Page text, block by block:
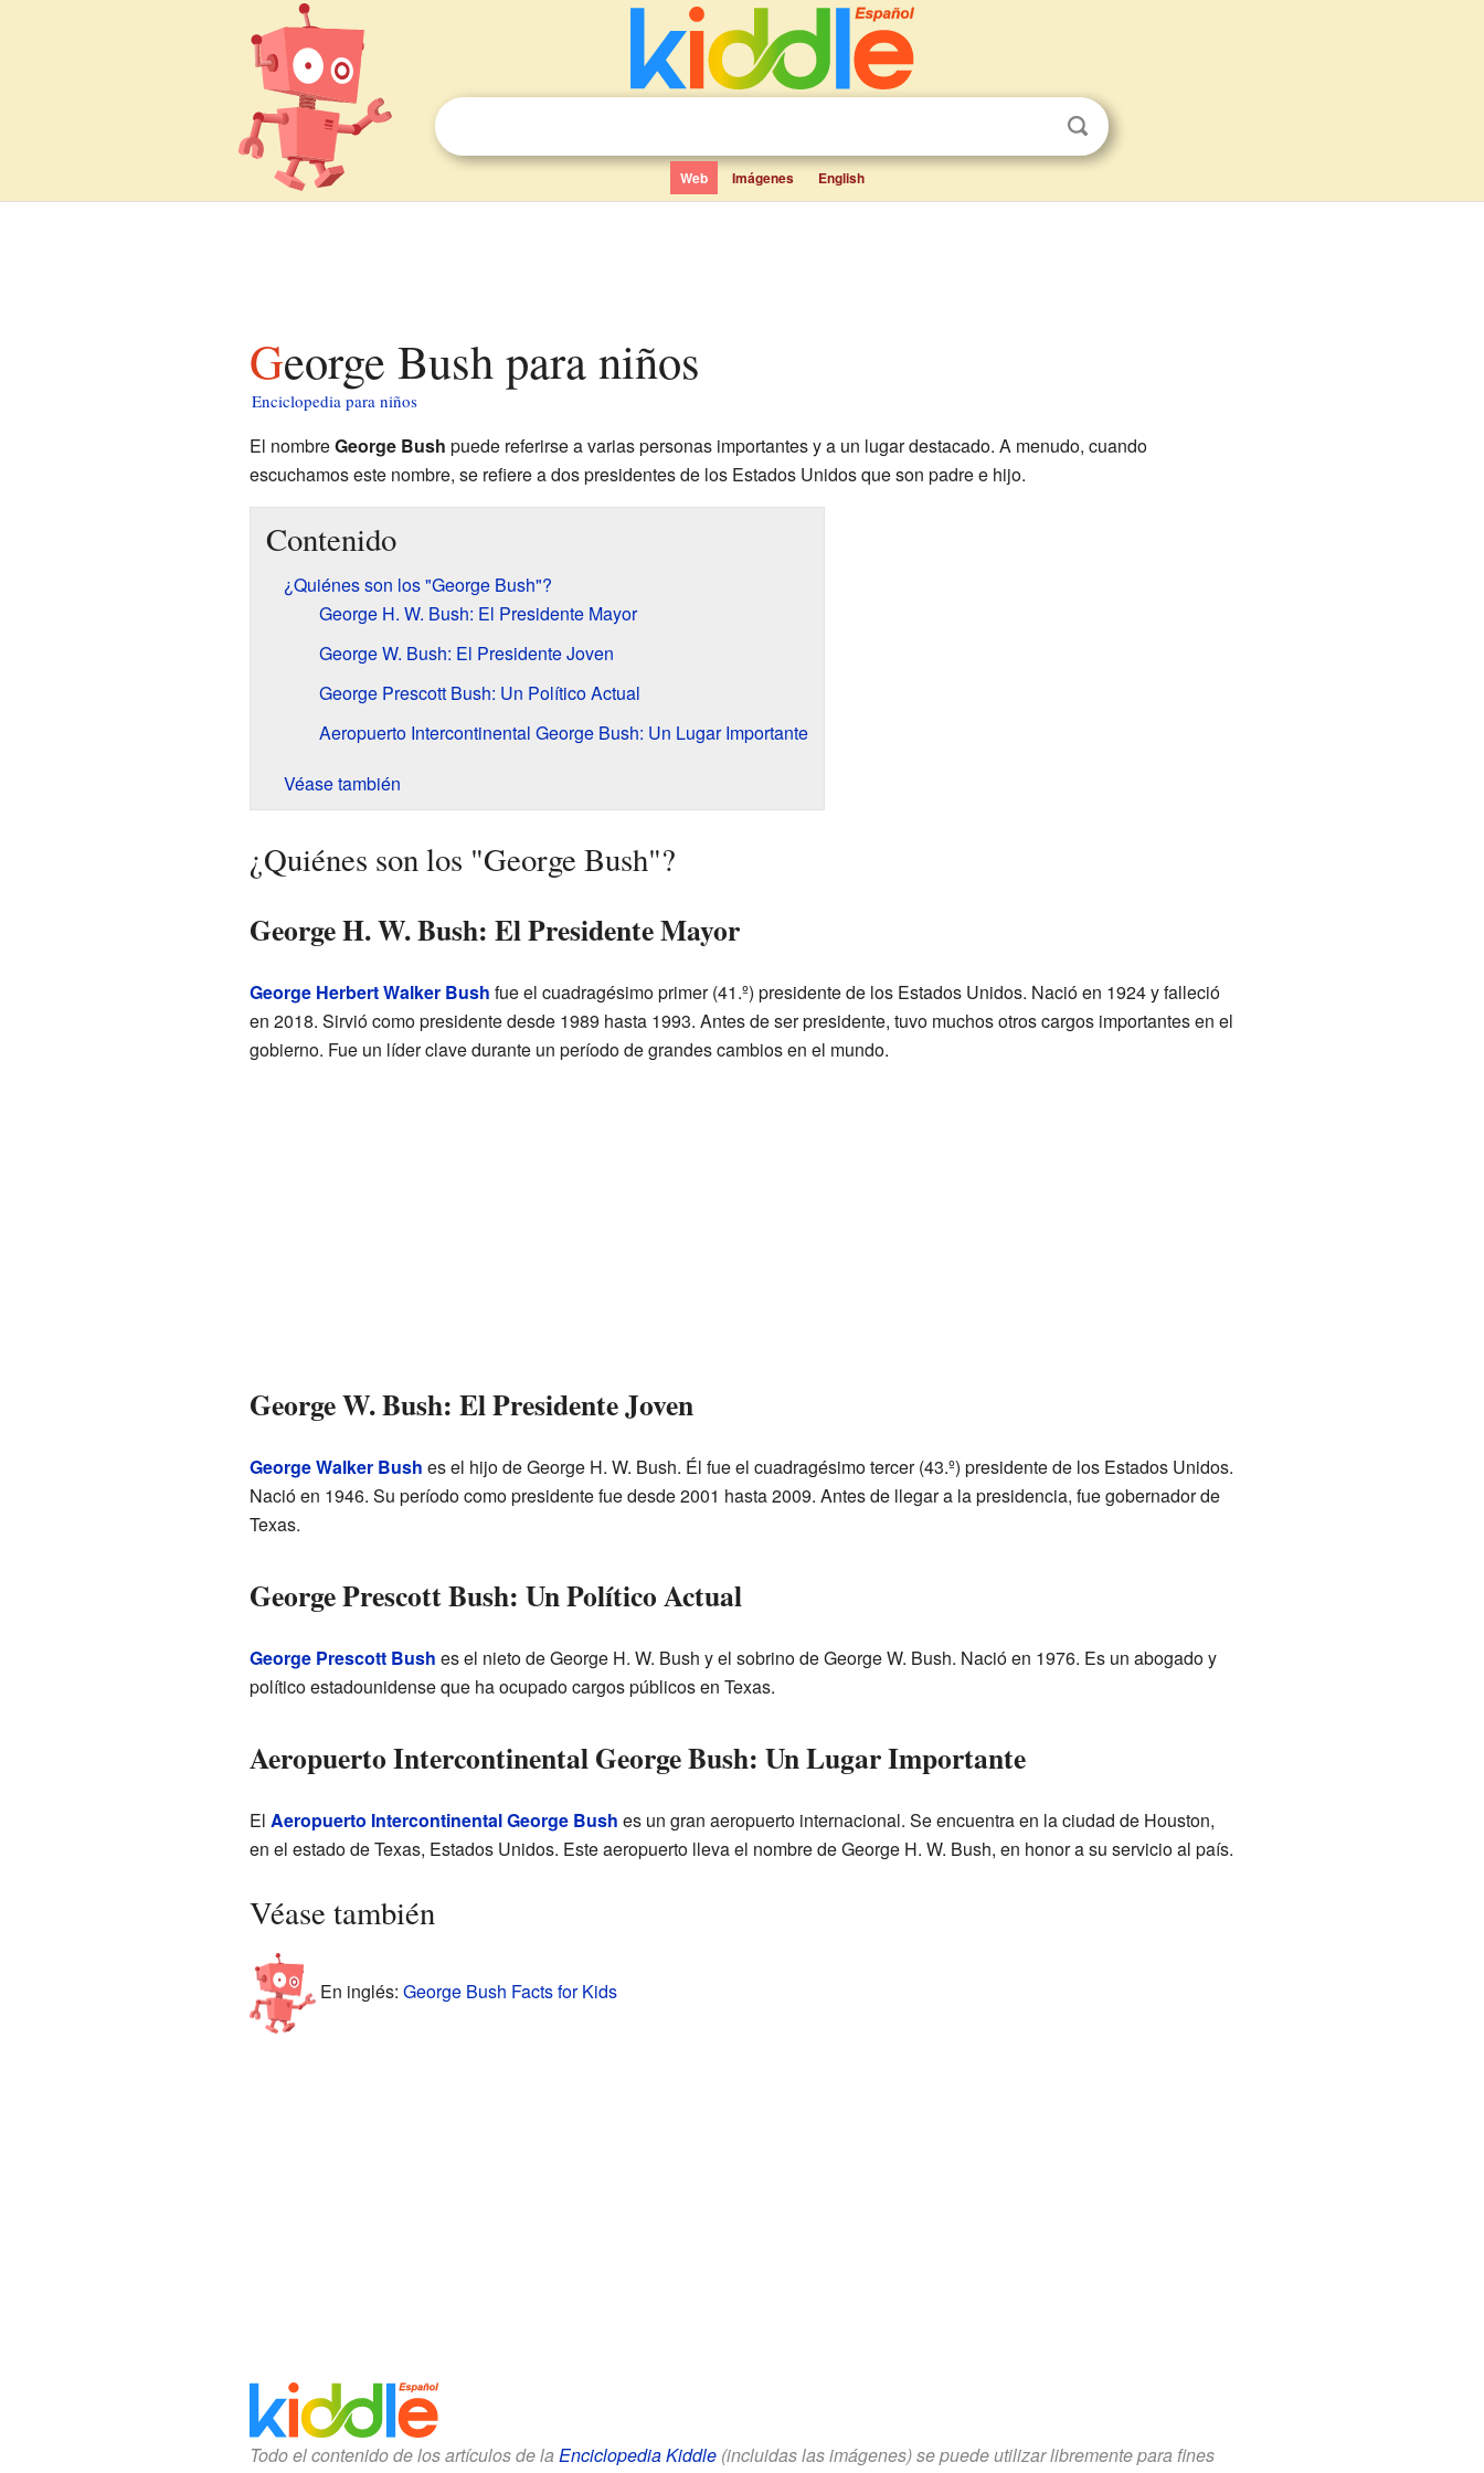
Web Imágenes English
George Bush para niños
Enciclopedia para niños
El nombreGeorge Bush puede referirse a varias personas importantes y a un lugar destacado. A menudo, cuando
escuchamos este nombre, se refiere a dos presidentes de los Estados Unidos que son padre e hijo.
Contenido
¿Quiénes son los "George Bush"?
George H. W. Bush: El Presidente Mayor
George W. Bush: El Presidente Joven
George Prescott Bush: Un Político Actual
Aeropuerto Intercontinental George Bush: Un Lugar Importante
Véase también
¿Quiénes son los "George Bush"?
George H. W. Bush: El Presidente Mayor
George Herbert Walker Bush fue el cuadragésimo primer (41.º) presidente de los Estados Unidos. Nació en 1924 y falleció
en 2018. Sirvió como presidente desde 1989 hasta 1993. Antes de ser presidente, tuvo muchos otros cargos importantes en el
gobierno. Fue un líder clave durante un período de grandes cambios en el mundo.
George W. Bush: El Presidente Joven
George Walker Bush es el hijo de George H. W. Bush. Él fue el cuadragésimo tercer (43.º) presidente de los Estados Unidos.
Nació en 1946. Su período como presidente fue desde 2001 hasta 2009. Antes de llegar a la presidencia, fue gobernador de
Texas.
George Prescott Bush: Un Político Actual
George Prescott Bush es el nieto de George H. W. Bush y el sobrino de George W. Bush. Nació en 1976. Es un abogado y
político estadounidense que ha ocupado cargos públicos en Texas.
Aeropuerto Intercontinental George Bush: Un Lugar Importante
El Aeropuerto Intercontinental George Bush es un gran aeropuerto internacional. Se encuentra en la ciudad de Houston,
en el estado de Texas, Estados Unidos. Este aeropuerto lleva el nombre de George H. W. Bush, en honor a su servicio al país.
Véase también
En inglés: George Bush Facts for Kids
Todo el contenido de los artículos de la Enciclopedia Kiddle(incluidas las imágenes) se puede utilizar libremente para fines